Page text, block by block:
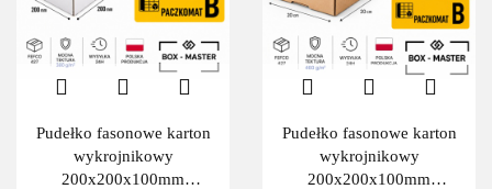
Pudełko fasonowe karton
wykrojnikowy
200x200x100mm
Pudełko fasonowe karton
wykrojnikowy
200x200x100mm